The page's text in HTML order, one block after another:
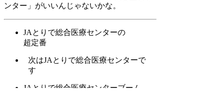
ンター」がいいんじゃないかな。
JAとりで総合医療センターの
超定番
次はJAとりで総合医療センターで
す
JAとりで総合医療センターブーム